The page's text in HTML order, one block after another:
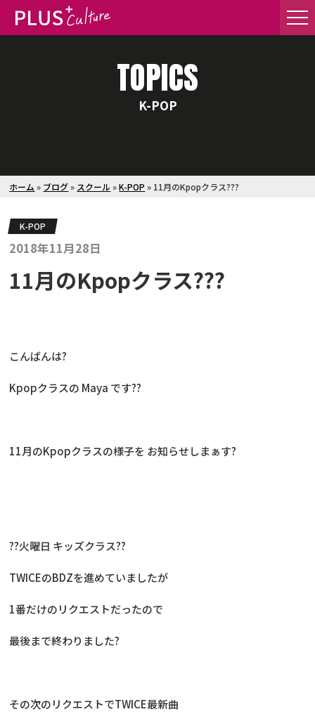
TOPICS
K-POP
ホーム » ブログ» スクール »K-POP » 11月のKpopクラス???
K-POP
2018年11月28日
11月のKpopクラス???
こんばんは?
Kpopクラスの Maya です??
11月のKpopクラスの様子を お知らせしまぁす?
??火曜日 キッズクラス??
TWICEのBDZを進めていましたが
1番だけのリクエストだったので
最後まで終わりました?
その次のリクエストでTWICE最新曲